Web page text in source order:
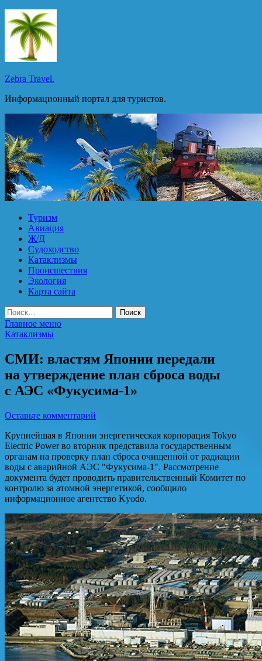
Перейти
к
содержимому
Zebra Travel.
Информационный портал для туристов.
Туризм
Авиация
Ж/Д
Судоходство
Катаклизмы
Происшествия
Экология
Карта сайта
Найти:
Главное меню
Катаклизмы
СМИ: властям Японии передали
на утверждение план сброса воды
с АЭС «Фукусима-1»
Оставьте комментарий
Крупнейшая в Японии энергетическая корпорация Tokyo
Electric Power во вторник представила государственным
органам на проверку план сброса очищенной от радиации
воды с аварийной АЭС "Фукусима-1". Рассмотрение
документа будет проводить правительственный Комитет по
контролю за атомной энергетикой, сообщило
информационное агентство Kyodo.